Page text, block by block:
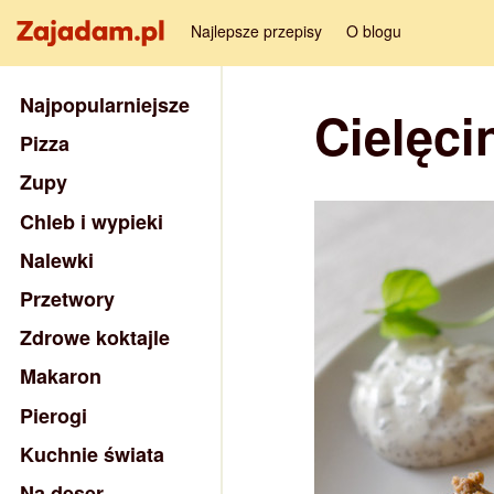
Najlepsze przepisy O blogu
Najpopularniejsze
Pizza
Zupy
Chleb i wypieki
Nalewki
Przetwory
Zdrowe koktajle
Makaron
Pierogi
Kuchnie świata